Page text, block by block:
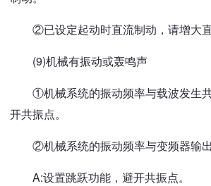
②已设定起动时直流制动，请增大直
(9)机械有振动或轰鸣声
①机械系统的振动频率与载波发生共
开共振点。
②机械系统的振动频率与变频器输出
A:设置跳跃功能，避开共振点。